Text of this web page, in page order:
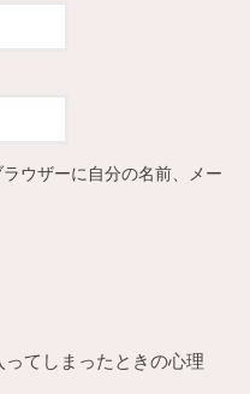
ウザーに自分の名前、メー
てしまったときの心理